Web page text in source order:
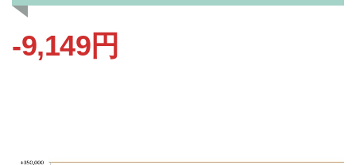
-9,149円